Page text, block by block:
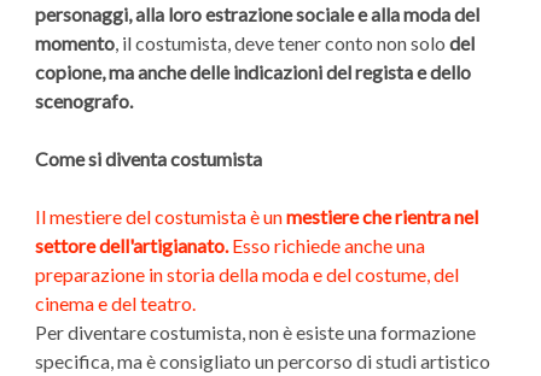
personaggi, alla loro estrazione sociale e alla moda del
momento , il costumista, deve tener conto non solo del
copione, ma anche delle indicazioni del regista e dello
scenografo.
Come si diventa costumista
Il mestiere del costumista è unmestiere che rientra nel
settore dell'artigianato. Esso richiede anche una
preparazione in storia della moda e del costume, del
cinema e del teatro.
Per diventare costumista, non è esiste una formazione
specifica, ma è consigliato un percorso di studi artistico